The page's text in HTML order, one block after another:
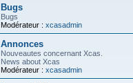
Bugs
Bugs
Modérateur : xcasadmin
Annonces
Nouveautes concernant Xcas.
News about Xcas
Modérateur : xcasadmin